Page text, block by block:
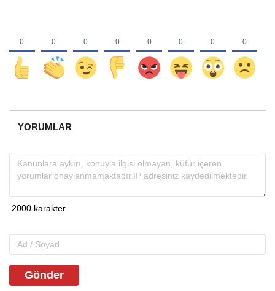
YORUMLAR
Gönder